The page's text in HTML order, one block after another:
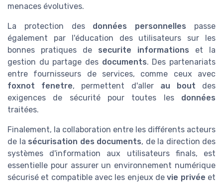
menaces évolutives.
La protection des données personnelles passe
également par l'éducation des utilisateurs sur les
bonnes pratiques de securite informations et la
gestion du partage des documents. Des partenariats
entre fournisseurs de services, comme ceux avec
foxnot fenetre, permettent d'aller au bout des
exigences de sécurité pour toutes les données
traitées.
Finalement, la collaboration entre les différents acteurs
de la sécurisation des documents, de la direction des
systèmes d'information aux utilisateurs finals, est
essentielle pour assurer un environnement numérique
sécurisé et compatible avec les enjeux devie privée et